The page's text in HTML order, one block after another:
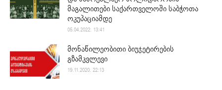
მაგალითები საქართველოში საბჭოთა
ოკუპაციამდე
05.04.2022. 13:41
მონაწილეობითი ბიუჯეტირების
გზამკვლევი
19.11.2020. 22:13